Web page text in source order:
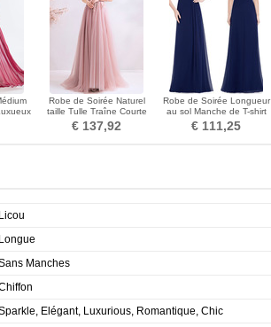
Robe de Soirée Naturel
taille Tulle Traîne Courte
Perler Manche Courte
€ 137,92
Robe de Soirée Longueur
au sol Manche de T-shirt
Tissu Dentelle
€ 111,25
Licou
Longue
Manches
Elégant, Luxurious, Romantique, Chic